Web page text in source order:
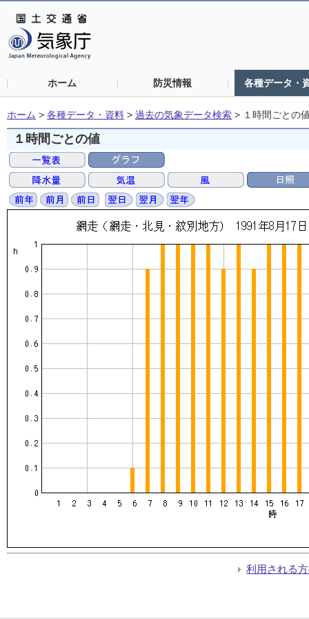
ホーム 防災情報 各種データ・
ホーム > 各種データ・資料 > 過去の気象データ検索 > １時間ごとの
１時間ごとの値
利用される